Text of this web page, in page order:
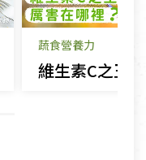
蔬食營養力